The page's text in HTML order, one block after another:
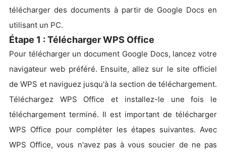
télécharger des documents à partir de Google Docs en
utilisant un PC.
Étape 1 : Télécharger WPS Office
Pour télécharger un document Google Docs, lancez votre
navigateur web préféré. Ensuite, allez sur le site officiel
de WPS et naviguez jusqu'à la section de téléchargement.
Téléchargez WPS Office et installez-le une fois le
téléchargement terminé. Il est important de télécharger
WPS Office pour compléter les étapes suivantes. Avec
WPS Office, vous n'avez pas à vous soucier de ne pas